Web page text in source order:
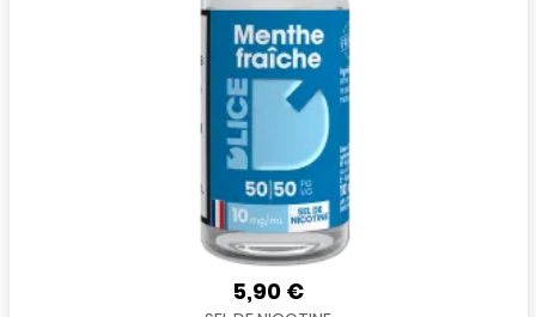
5,90 €